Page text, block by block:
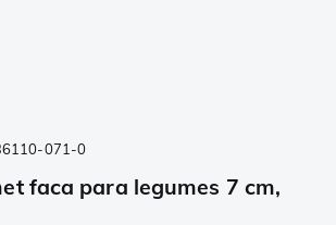
071-0
faca para legumes 7 cm,